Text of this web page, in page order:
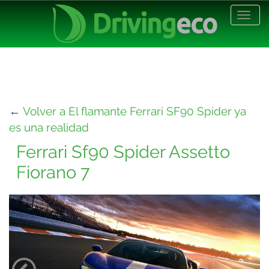
← Volver a El flamante Ferrari SF90 Spider ya
es una realidad
Ferrari Sf90 Spider Assetto
Fiorano 7